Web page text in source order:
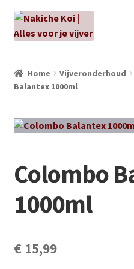
Ga
door
Ga
naar
Kabouters
Algenbehandeling
Aansluitmateriaal
Pakketten
Vijverpompen en vijverfilters
Home Vijveronderhoud
Balantex 1000ml
Colombo
1000ml
€15,99